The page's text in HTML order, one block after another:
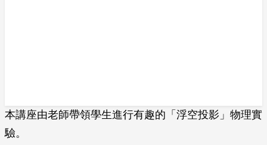
本講座由老師帶領學生進行有趣的「浮空投影」物理實
驗。